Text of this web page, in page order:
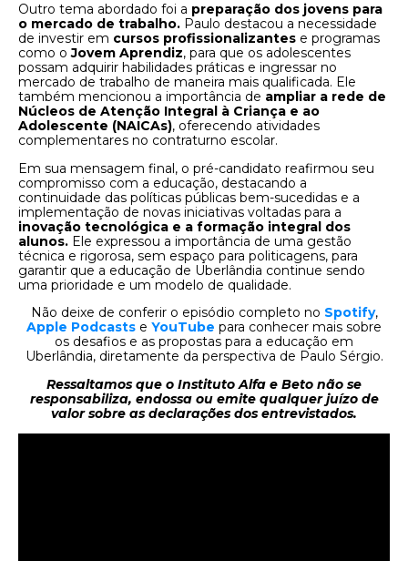
Outro tema abordado foi a preparação dos jovens para
o mercado de trabalho. Paulo destacou a necessidade
de investir em cursos profissionalizantes e programas
como oJovem Aprendiz, para que os adolescentes
possam adquirir habilidades práticas e ingressar no
mercado de trabalho de maneira mais qualificada. Ele
também mencionou a importância de ampliar a rede de
Núcleos de Atenção Integral à Criança e ao
Adolescente (NAICAs), oferecendo atividades
complementares no contraturno escolar.
Em sua mensagem final, o pré-candidato reafirmou seu
compromisso com a educação, destacando a
continuidade das políticas públicas bem-sucedidas e a
implementação de novas iniciativas voltadas para a
inovação tecnológica e a formação integral dos
alunos. Ele expressou a importância de uma gestão
técnica e rigorosa, sem espaço para politicagens, para
garantir que a educação de Uberlândia continue sendo
uma prioridade e um modelo de qualidade.
Não deixe de conferir o episódio completo no Spotify,
Apple Podcasts e YouTube para conhecer mais sobre
os desafios e as propostas para a educação em
Uberlândia, diretamente da perspectiva de Paulo Sérgio.
Ressaltamos que o Instituto Alfa e Beto não se
responsabiliza, endossa ou emite qualquer juízo de
valor sobre as declarações dos entrevistados.